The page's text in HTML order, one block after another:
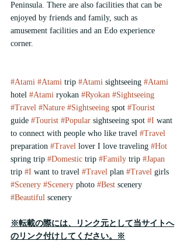
Peninsula. There are also facilities that can be
enjoyed by friends and family, such as
amusement facilities and an Edo experience
corner.
#Atami #Atami trip #Atami sightseeing #Atami
hotel #Atami ryokan #Ryokan #Sightseeing
#Travel #Nature #Sightseeing spot #Tourist
guide #Tourist #Popular sightseeing spot #I want
to connect with people who like travel #Travel
preparation #Travel lover I love traveling #Hot
spring trip #Domestic trip #Family trip #Japan
trip #I want to travel #Travel plan #Travel girls
#Scenery #Scenery photo #Best scenery
#Beautiful scenery
※転載の際には、リンク元として当サイトへ
のリンク付けしてください。※